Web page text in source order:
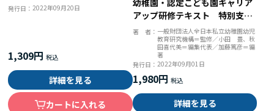
疾患のケア○と× 基本の医学
発行日：2022年09月20日
1,309円
詳細を見る
カートに入れる
アップ研修テキスト 特別支援
教育
著 者： 一般財団法人全日本私立幼稚園幼児
教育研究機構＝監修／小田 豊、秋
田喜代美＝編集代表／加藤篤彦＝編
著
発行日： 2022年09月01日
1,980円
詳細を見る